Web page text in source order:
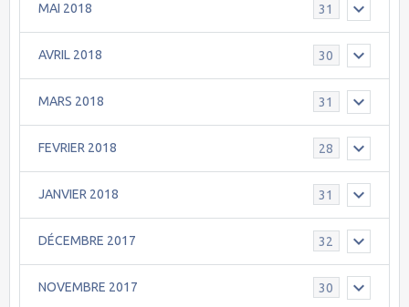
MAI 2018 31
AVRIL 2018 30
MARS 2018 31
FEVRIER 2018 28
JANVIER 2018 31
DÉCEMBRE 2017 32
NOVEMBRE 2017 30